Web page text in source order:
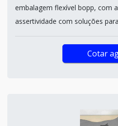
embalagem flexível bopp, com
assertividade com soluções
Cotar